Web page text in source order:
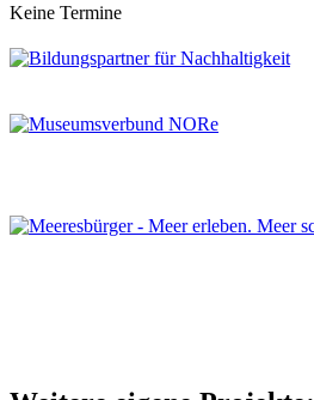
Keine Termine